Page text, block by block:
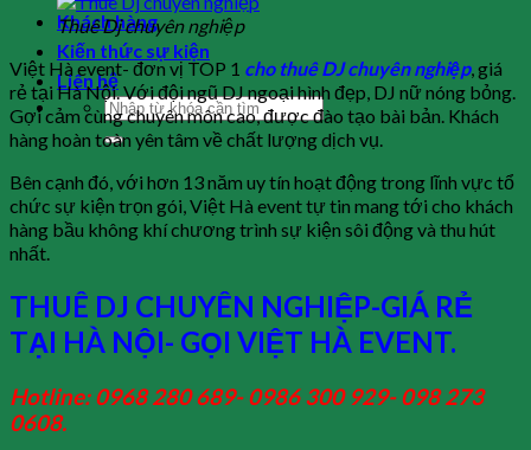
Khách hàng
Kiến thức sự kiện
Liên hệ
Thuê Dj chuyên nghiệp
Việt Hà event- đơn vị TOP 1 cho thuê DJ chuyên nghiệp, giá
rẻ tại Hà Nội. Với đội ngũ DJ ngoại hình đẹp, DJ nữ nóng bỏng.
Gợi cảm cùng chuyên môn cao, được đào tạo bài bản. Khách
hàng hoàn toàn yên tâm về chất lượng dịch vụ.
Bên cạnh đó, với hơn 13 năm uy tín hoạt động trong lĩnh vực tổ
chức sự kiện trọn gói, Việt Hà event tự tin mang tới cho khách
hàng bầu không khí chương trình sự kiện sôi động và thu hút
nhất.
THUÊ DJ CHUYÊN NGHIỆP-GIÁ RẺ
TẠI HÀ NỘI- GỌI VIỆT HÀ EVENT.
Hotline: 0968 280 689- 0986 300 929- 098 273
0608.